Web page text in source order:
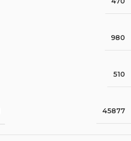
980
510
45877